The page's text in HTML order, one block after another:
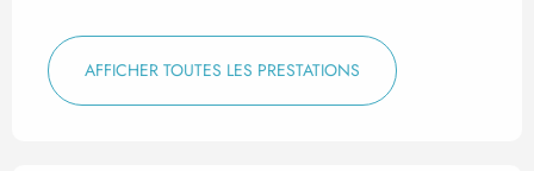
AFFICHER TOUTES LES PRESTATIONS